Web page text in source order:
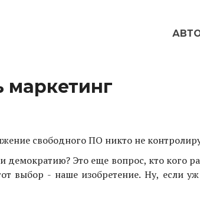
маркетинг
свободного ПО никто не
демократию? Это еще вопрос, кто кого
выбор - наше изобретение. Ну, если уж